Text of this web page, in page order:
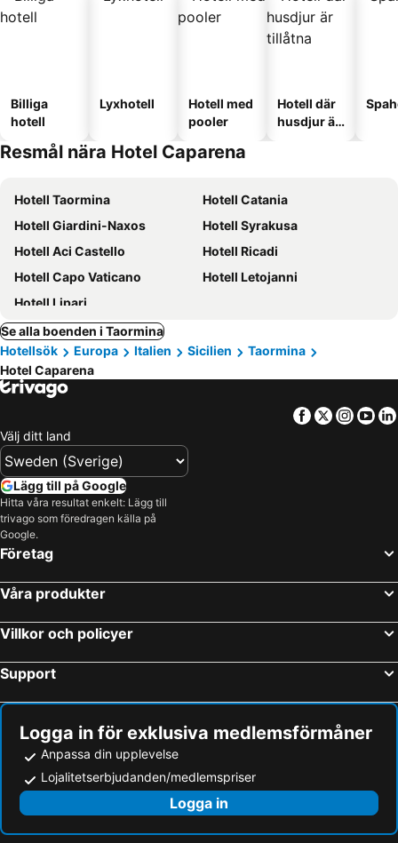
Billiga
hotell
Lyxhotell
Hotell med
pooler
Hotell där
husdjur är
Resmål nära Hotel Caparena
Hotell Taormina
Hotell Catania
Hotell Giardini-Naxos
Hotell Syrakusa
Hotell Aci Castello
Hotell Ricadi
Hotell Capo Vaticano
Hotell Letojanni
Hotell Lipari
Se alla boenden i Taormina
Hotellsök
Europa Italien Sicilien
Taormina
Hotel Caparena
Facebook
Twitter
Välj ditt land
Lägg till på Google
Hitta våra resultat enkelt: Lägg till
trivago som föredragen källa på
Google.
Företag
Våra produkter
Villkor och policyer
Support
Logga in för exklusiva medlemsförmåner
Anpassa din upplevelse
Lojalitetserbjudanden/medlemspriser
Logga in